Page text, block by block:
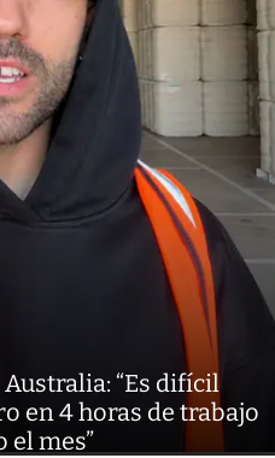
“Es difícil
en 4 horas de trabajo
el mes”